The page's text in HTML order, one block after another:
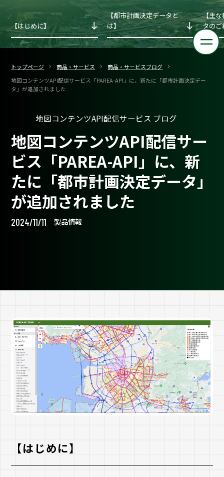
トップページ 商品・サービス
商品・サービスブログ
地図コンテンツAPI配信サービス「PAREA-API」に、新たに「都市計画決定デー
タ」が追加されました
地図コンテンツAPI配信サービス ブログ
地図コンテンツAPI配信サー
ビス「PAREA-API」に、新
たに「都市計画決定データ」
が追加されました
2024/11/11 製品情報
【はじめに】
【都市計画決定データと
は】
【主な
タのご
【はじめに】